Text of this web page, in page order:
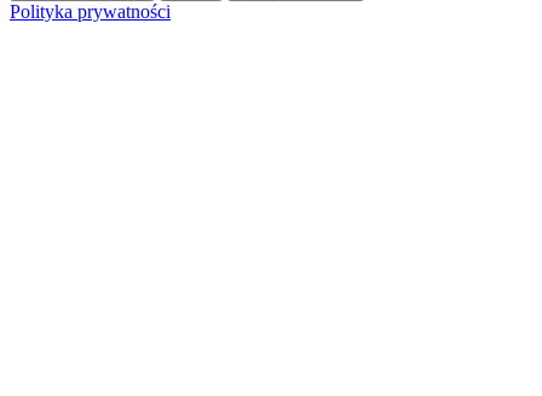
Polityka prywatności